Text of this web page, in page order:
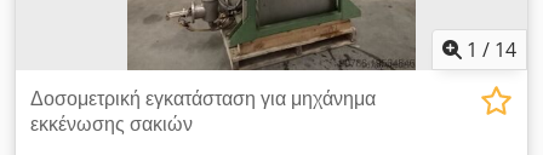
1 / 14
Δοσομετρική εγκατάσταση για μηχάνημα
εκκένωσης σακιών